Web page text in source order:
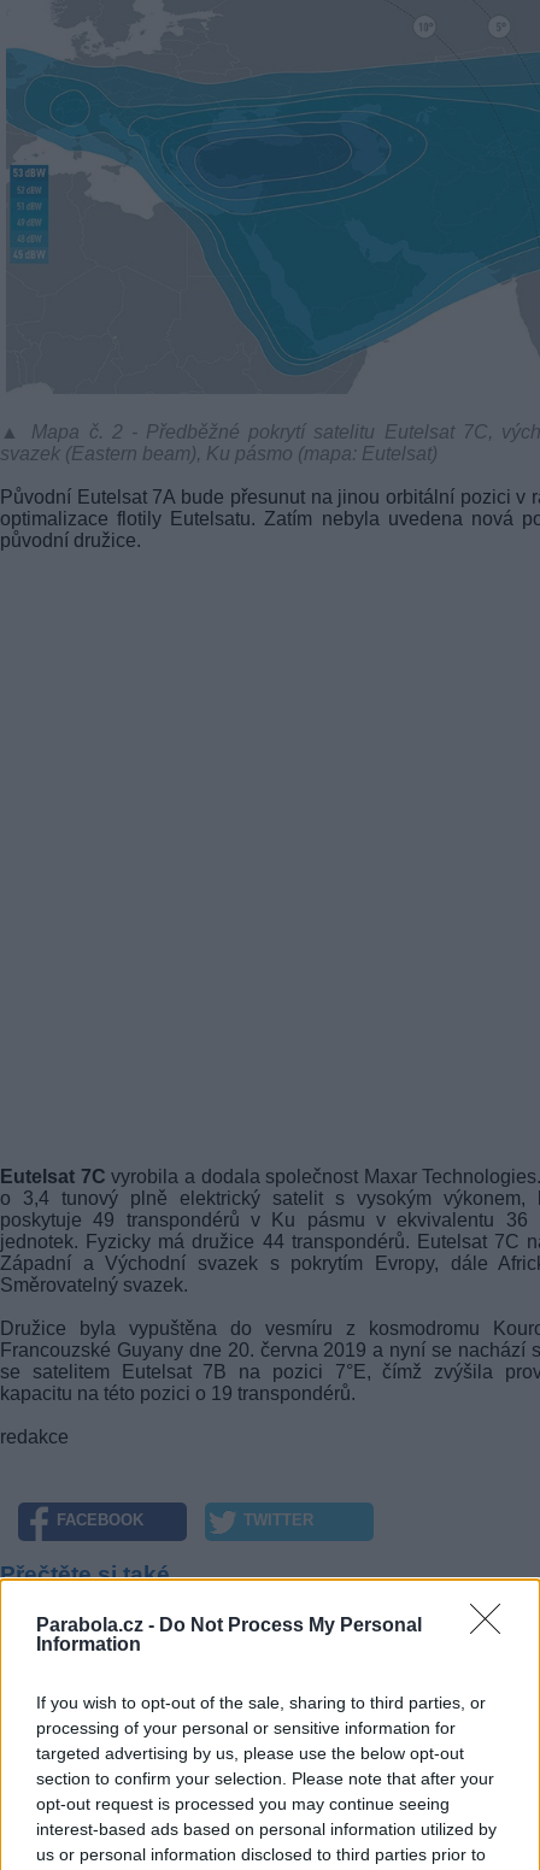
Parabola.cz - Do Not Process My Personal
Information
If you wish to opt-out of the sale, sharing to third parties, or
processing of your personal or sensitive information for
targeted advertising by us, please use the below opt-out
section to confirm your selection. Please note that after your
opt-out request is processed you may continue seeing
interest-based ads based on personal information utilized by
us or personal information disclosed to third parties prior to
▲ Mapa č. 2 - Předběžné pokrytí satelitu Eutelsat 7C,
svazek (Eastern beam), Ku pásmo (mapa: Eutelsat)
Původní Eutelsat 7A bude přesunut na jinou orbitální pozici v
optimalizace flotily Eutelsatu. Zatím nebyla uvedena nová
původní družice.
Eutelsat 7C vyrobila a dodala společnost Maxar
o 3,4 tunový plně elektrický satelit s vysokým výkonem,
poskytuje 49 transpondérů v Ku pásmu v ekvivalentu 36
jednotek. Fyzicky má družice 44 transpondérů. Eutelsat 7C
Západní a Východní svazek s pokrytím Evropy, dále
Směrovatelný svazek.
Družice byla vypuštěna do vesmíru z kosmodromu
Francouzské Guyany dne 20. června 2019 a nyní se nachází
se satelitem Eutelsat 7B na pozici 7°E, čímž zvýšila
kapacitu na této pozici o 19 transpondérů.
redakce
FACEBOOK TWITTER
Přečtěte si také
Eutelsat 5 West B v provozu. První transpondéry z nové družice
30 let satelitní televize v Německu
Reklama
Pracovní nabídky
07.08.2026 -
Bosch Powertrain s.r.o. Jihlava • linkový střídač • mzda
48.400 Kč • příspěvek na ubytování (Jihlava, okres Jihlava)
07.08.2026 -Bosch Powertrain s.r.o. Jihlava • obsluha CNC strojů •